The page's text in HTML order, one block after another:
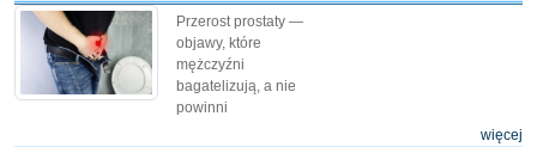
Przerost prostaty —
objawy, które
mężczyźni
bagatelizują, a nie
powinni
więcej